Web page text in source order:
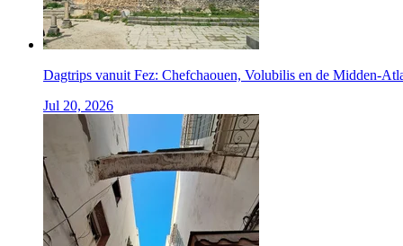
Dagtrips vanuit Fez: Chefchaouen, Volubilis en de Midden-
Jul 20, 2026